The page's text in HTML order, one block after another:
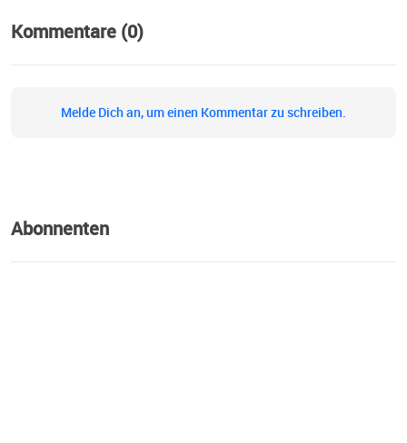
Kommentare (0)
Melde Dich an, um einen Kommentar zu schreiben.
Abonnenten